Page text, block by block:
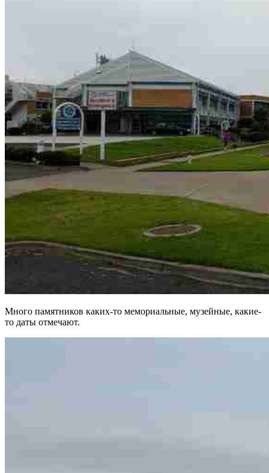
Много памятников каких-то мемориальные, музейные, какие-
то даты отмечают.